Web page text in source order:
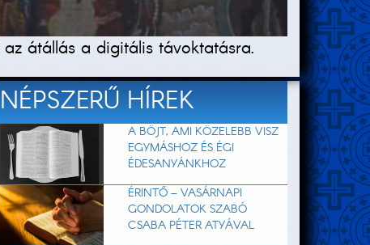
átállás a digitális távoktatásra.
NÉPSZERŰ HÍREK
A BÖJT, AMI KÖZELEBB VISZ
EGYMÁSHOZ ÉS ÉGI
ÉDESANYÁNKHOZ
ÉRINTŐ – VASÁRNAPI
GONDOLATOK SZABÓ
CSABA PÉTER ATYÁVAL